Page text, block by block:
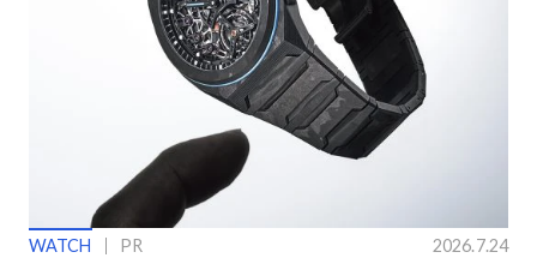
WATCH PR 2026.7.24